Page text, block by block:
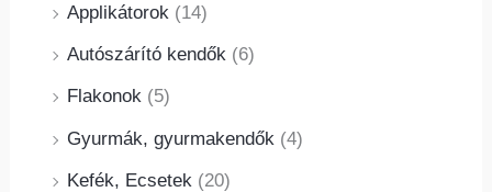
Applikátorok (14)
Autószárító kendők (6)
Flakonok (5)
Gyurmák, gyurmakendők (4)
Kefék, Ecsetek (20)